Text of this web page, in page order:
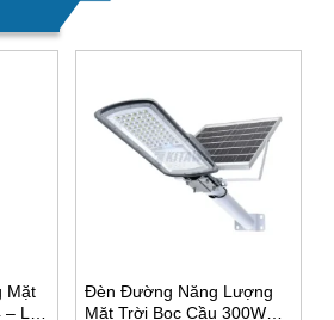
Mặt
Lắp
Đèn Đường Năng Lượng
Mặt Trời Bọc Cầu 300W